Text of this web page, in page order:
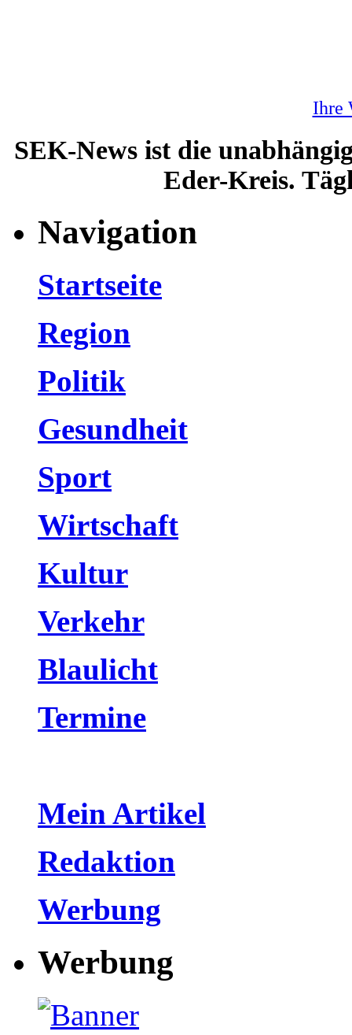
Ihre
SEK-News ist die
Eder-Kreis.
Navigation
Startseite
Region
Politik
Gesundheit
Sport
Wirtschaft
Kultur
Verkehr
Blaulicht
Termine
Mein Artikel
Redaktion
Werbung
Werbung